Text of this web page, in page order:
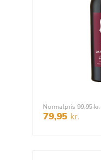
79,95 kr.
Normalpris 99,95kr.